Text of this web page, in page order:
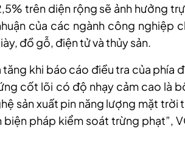
trên diện rộng sẽ ảnh hưởng
của các ngành công nghiệp
đồ gỗ, điện tử và thủy sản.
khi báo cáo điều tra của phía
cốt lõi có độ nhạy cảm cao là
sản xuất pin năng lượng mặt trời
biện pháp kiểm soát trừng phạt”,